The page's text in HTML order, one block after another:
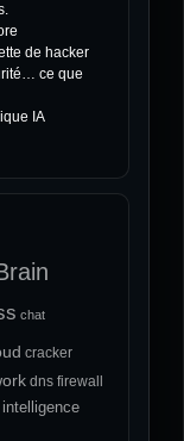
de hacker
ce que
IA
chat
cracker
dns firewall
intelligence